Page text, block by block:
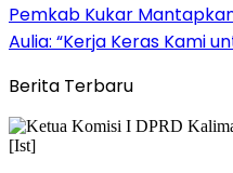
Pemkab Kukar
Aulia: “Kerja Keras Kami
Berita Terbaru